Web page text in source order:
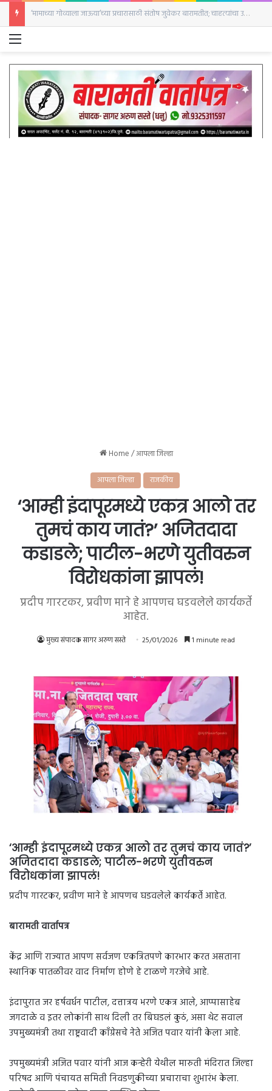
‘दृश्यम’ची आठवण करून देणारी घटना;पत्नीने केला नवऱ्याच्या हत्याचा प्रयत्न बारामती शहर पोलिस ठाण्यात सासऱ्याची गंभीर तक्रार
Menu
Home/आपला जिल्हा
आपला जिल्हा राजकीय
‘आम्ही इंदापूरमध्ये एकत्र आलो तर
तुमचं काय जातं?’ अजितदादा
कडाडले; पाटील-भरणे युतीवरुन
विरोधकांना झापलं!
प्रदीप गारटकर, प्रवीण माने हे आपणच घडवलेले कार्यकर्ते
आहेत.
मुख्य संपादक सागर अरुण सस्ते 25/01/2026 1 minute read
‘आम्हीइंदापूरमध्ये एकत्र आलो तर तुमचं काय जातं?’
अजितदादा कडाडले; पाटील-भरणे युतीवरुन
विरोधकांना झापलं!
प्रदीप गारटकर, प्रवीण माने हे आपणच घडवलेले कार्यकर्ते आहेत.
बारामती वार्तापत्र
केंद्र आणि राज्यात आपण सर्वजण एकत्रितपणे कारभार करत असताना
स्थानिक पातळीवर वाद निर्माण होणे हे टाळणे गरजेचे आहे.
इंदापुरात जर हर्षवर्धन पाटील, दत्तात्रय भरणे एकत्र आले, आप्पासाहेब
जगदाळे व इतर लोकांनी साथ दिली तर बिघडलं कुठं, असा थेट सवाल
उपमुख्यमंत्री तथा राष्ट्रवादी काँग्रेसचे नेते अजित पवार यांनी केला आहे.
उपमुख्यमंत्री अजित पवार यांनी आज कन्हेरी येथील मारुती मंदिरात जिल्हा
परिषद आणि पंचायत समिती निवडणुकीच्या प्रचाराचा शुभारंभ केला.